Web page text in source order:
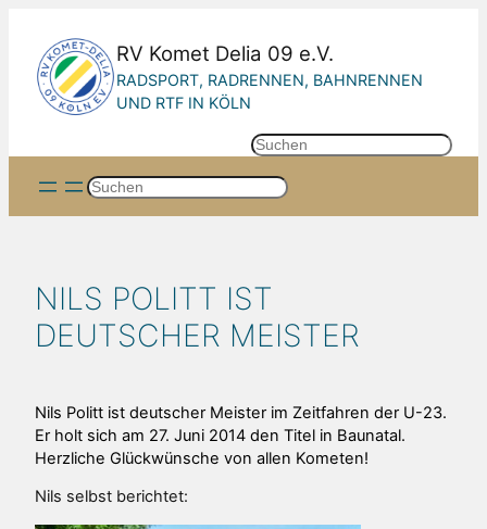
springen
RV Komet Delia 09 e.V.
RADSPORT, RADRENNEN, BAHNRENNEN
UND RTF IN KÖLN
S
Suchen
NILS POLITT IST
DEUTSCHER MEISTER
Nils Politt ist deutscher Meister im Zeitfahren der U-23.
Er holt sich am 27. Juni 2014 den Titel in Baunatal.
Herzliche Glückwünsche von allen Kometen!
Nils selbst berichtet: